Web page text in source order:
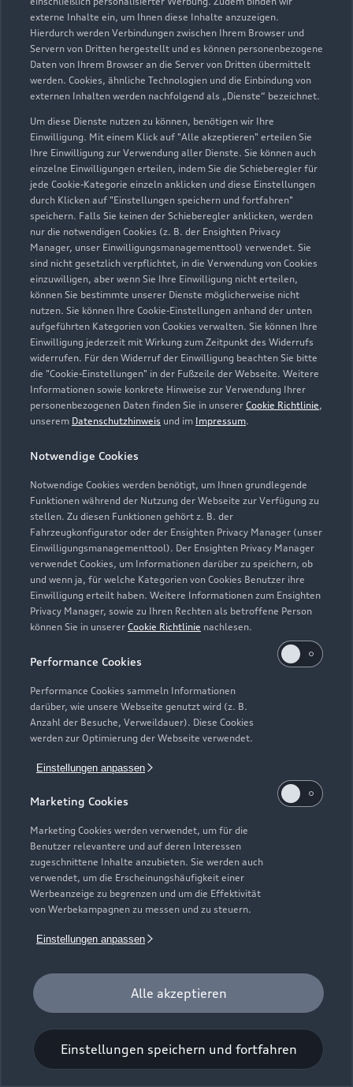
externe Inhalte ein, um Ihnen diese Inhalte anzuzeigen.
Hierdurch werden Verbindungen zwischen Ihrem Browser und
Servern von Dritten hergestellt und es können personenbezogene
Daten von Ihrem Browser an die Server von Dritten übermittelt
werden. Cookies, ähnliche Technologien und die Einbindung von
externen Inhalten werden nachfolgend als „Dienste“ bezeichnet.
Um diese Dienste nutzen zu können, benötigen wir Ihre
Einwilligung. Mit einem Klick auf "Alle akzeptieren" erteilen Sie
Ihre Einwilligung zur Verwendung aller Dienste. Sie können auch
einzelne Einwilligungen erteilen, indem Sie die Schieberegler für
jede Cookie-Kategorie einzeln anklicken und diese Einstellungen
durch Klicken auf "Einstellungen speichern und fortfahren"
speichern. Falls Sie keinen der Schieberegler anklicken, werden
nur die notwendigen Cookies (z. B. der Ensighten Privacy
Manager, unser Einwilligungsmanagementtool) verwendet. Sie
sind nicht gesetzlich verpflichtet, in die Verwendung von Cookies
einzuwilligen, aber wenn Sie Ihre Einwilligung nicht erteilen,
können Sie bestimmte unserer Dienste möglicherweise nicht
nutzen. Sie können Ihre Cookie-Einstellungen anhand der unten
aufgeführten Kategorien von Cookies verwalten. Sie können Ihre
Einwilligung jederzeit mit Wirkung zum Zeitpunkt des Widerrufs
widerrufen. Für den Widerruf der Einwilligung beachten Sie bitte
die "Cookie-Einstellungen" in der Fußzeile der Webseite. Weitere
Informationen sowie konkrete Hinweise zur Verwendung Ihrer
personenbezogenen Daten finden Sie in unserer Cookie Richtlinie,
unserem Datenschutzhinweis und im Impressum.
Notwendige Cookies
Notwendige Cookies werden benötigt, um Ihnen grundlegende
Funktionen während der Nutzung der Webseite zur Verfügung zu
stellen. Zu diesen Funktionen gehört z. B. der
Fahrzeugkonfigurator oder der Ensighten Privacy Manager (unser
Einwilligungsmanagementtool). Der Ensighten Privacy Manager
verwendet Cookies, um Informationen darüber zu speichern, ob
und wenn ja, für welche Kategorien von Cookies Benutzer ihre
Einwilligung erteilt haben. Weitere Informationen zum Ensighten
Privacy Manager, sowie zu Ihren Rechten als betroffene Person
können Sie in unserer Cookie Richtlinie nachlesen.
Performance Cookies
Performance Cookies sammeln Informationen
darüber, wie unsere Webseite genutzt wird (z. B.
Anzahl der Besuche, Verweildauer). Diese Cookies
werden zur Optimierung der Webseite verwendet.
Einstellungen anpassen
Marketing Cookies
Marketing Cookies werden verwendet, um für die
Benutzer relevantere und auf deren Interessen
zugeschnittene Inhalte anzubieten. Sie werden auch
verwendet, um die Erscheinungshäufigkeit einer
Werbeanzeige zu begrenzen und um die Effektivität
von Werbekampagnen zu messen und zu steuern.
Einstellungen anpassen
Alle akzeptieren
Einstellungen speichern und fortfahren
Audi Pflegemitteltasche
Sommer
Damit Ihr Audi auch im Sommer glänzt: die
passende Pflege in einer Tasche.
Zur Audi Shopping World
Lederpflege-Set
Praktisches Set zur intensiven Reinigung und
Pflege von Leder und Kunstleder.
Zur Audi Shopping World
Universal-Reinigungstuch
Für einen glänzenden Eindruck.
Zur Audi Shopping World